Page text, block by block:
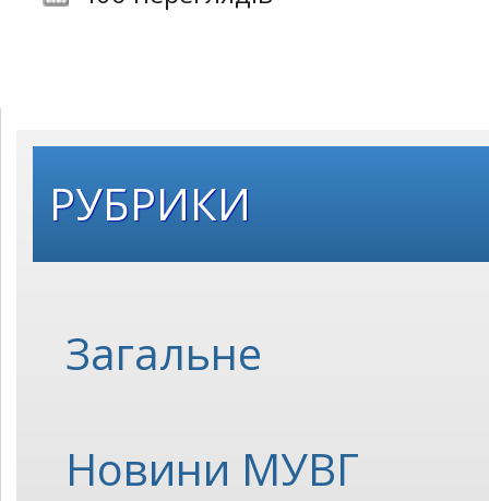
РУБРИКИ
Загальне
Новини МУВГ